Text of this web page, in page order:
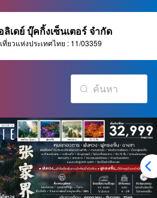
เดย์ บุ๊คกิ้งเซ็นเตอร์ จำกัด
ยวแห่งประเทศไทย : 11/03359